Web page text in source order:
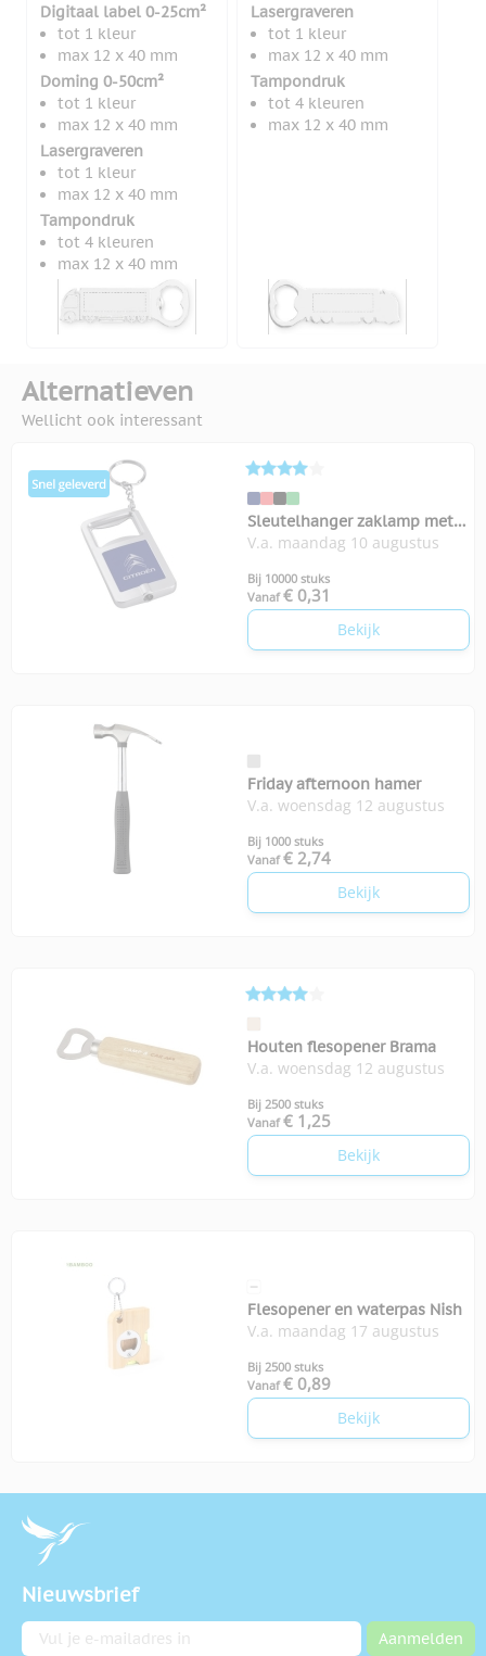
Digitaal label 0-25cm²
tot 1 kleur
max 12 x 40 mm
Doming 0-50cm²
tot 1 kleur
max 12 x 40 mm
Lasergraveren
tot 1 kleur
max 12 x 40 mm
Tampondruk
tot 4 kleuren
max 12 x 40 mm
Lasergraveren
tot 1 kleur
max 12 x 40 mm
Tampondruk
tot 4 kleuren
max 12 x 40 mm
Alternatieven
Wellicht ook interessant
Sleutelhanger zaklamp met
flesopener
V.a. maandag 10 augustus
Bij 10000 stuks
Vanaf € 0,31
Bekijk
Friday afternoon hamer
V.a. woensdag 12 augustus
Bij 1000 stuks
Vanaf € 2,74
Bekijk
Houten flesopener Brama
V.a. woensdag 12 augustus
Bij 2500 stuks
Vanaf € 1,25
Bekijk
Flesopener en waterpas Nish
V.a. maandag 17 augustus
Bij 2500 stuks
Vanaf € 0,89
Bekijk
Nieuwsbrief
E-mailadres Aanmelden